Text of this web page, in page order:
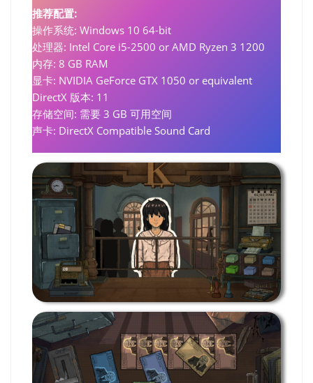
推荐配置:
操作系统: Windows 10 64-bit
处理器: Intel Core i5-2500 or AMD Ryzen 3 1200
内存: 8 GB RAM
显卡: NVIDIA GeForce GTX 1050 or equivalent
DirectX 版本: 11
存储空间: 需要 3 GB 可用空间
声卡: DirectX Compatible Sound Card